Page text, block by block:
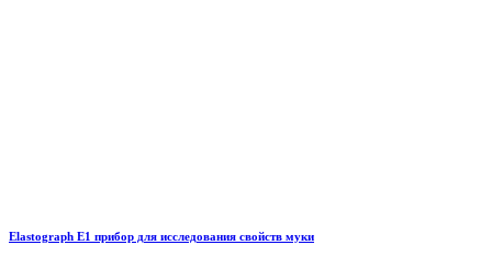
Elastograph E1 прибор для исследования свойств муки